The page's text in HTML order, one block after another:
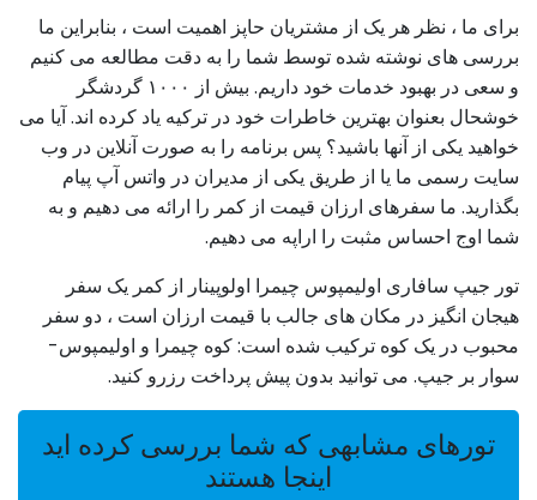
برای ما ، نظر هر یک از مشتریان حاپز اهمیت است ، بنابراین ما
بررسی های نوشته شده توسط شما را به دقت مطالعه می کنیم
و سعی در بهبود خدمات خود داریم. بیش از ۱۰۰۰ گردشگر
خوشحال بعنوان بهترین خاطرات خود در ترکیه یاد کرده اند. آیا می
خواهید یکی از آنها باشید؟ پس برنامه را به صورت آنلاین در وب
سایت رسمی ما یا از طریق یکی از مدیران در واتس آپ پیام
بگذارید. ما سفرهای ارزان قیمت از کمر را ارائه می دهیم و به
شما اوج احساس مثبت را اراپه می دهیم.
تور جیپ سافاری اولیمپوس چیمرا اولوپینار از کمر یک سفر
هیجان انگیز در مکان های جالب با قیمت ارزان است ، دو سفر
محبوب در یک کوه ترکیب شده است: کوه چیمرا و اولیمپوس-
سوار بر جیپ. می توانید بدون پیش پرداخت رزرو کنید.
تورهای مشابهی که شما بررسی کرده اید
اینجا هستند